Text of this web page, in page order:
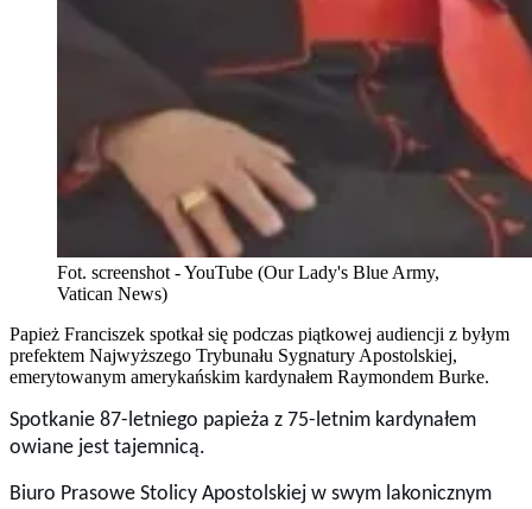
Fot. screenshot - YouTube (Our Lady's Blue Army,
Vatican News)
Papież Franciszek spotkał się podczas piątkowej audiencji z byłym
prefektem Najwyższego Trybunału Sygnatury Apostolskiej,
emerytowanym amerykańskim kardynałem Raymondem Burke.
Spotkanie 87-letniego papieża z 75-letnim kardynałem
owiane jest tajemnicą.
Biuro Prasowe Stolicy Apostolskiej w swym lakonicznym